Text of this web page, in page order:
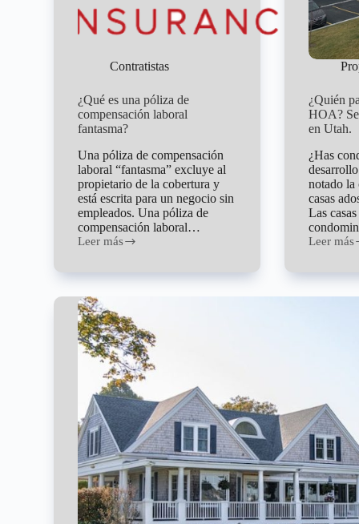
Contratistas
¿Qué es una póliza de
compensación laboral
fantasma?
Una póliza de compensación
laboral “fantasma” excluye al
propietario de la cobertura y
está escrita para un negocio sin
empleados. Una póliza de
compensación laboral…
Leer más
¿Qué
de
compensación
laboral
fantasma?
¿Quién
HOA?
en Utah.
¿Has
notado la
casas
Las
Leer más
¿Quién